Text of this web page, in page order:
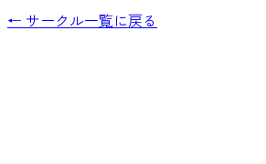
← サークル一覧に戻る